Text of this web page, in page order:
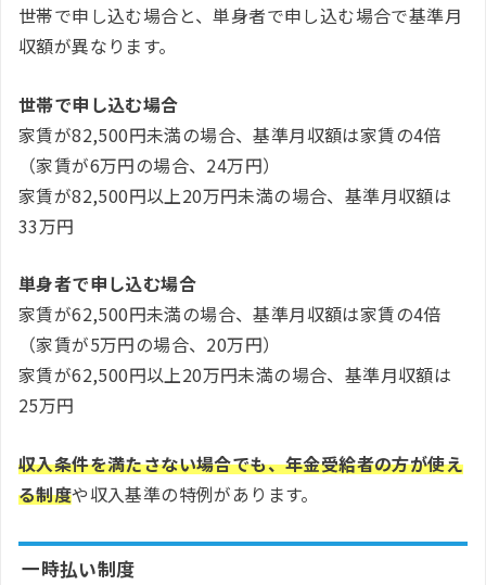
世帯で申し込む場合と、単身者で申し込む場合で基準月
収額が異なります。
世帯で申し込む場合
家賃が82,500円未満の場合、基準月収額は家賃の4倍
（家賃が6万円の場合、24万円）
家賃が82,500円以上20万円未満の場合、基準月収額は
33万円
単身者で申し込む場合
家賃が62,500円未満の場合、基準月収額は家賃の4倍
（家賃が5万円の場合、20万円）
家賃が62,500円以上20万円未満の場合、基準月収額は
25万円
収入条件を満たさない場合でも、年金受給者の方が使え
る制度や収入基準の特例があります。
一時払い制度